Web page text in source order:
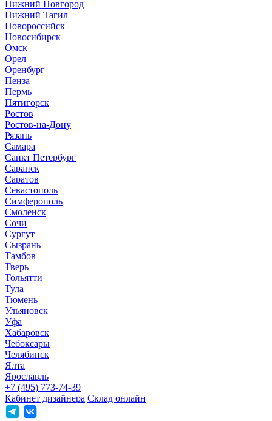
Нижний Новгород
Нижний Тагил
Новороссийск
Новосибирск
Омск
Орел
Оренбург
Пенза
Пермь
Пятигорск
Ростов
Ростов-на-Дону
Рязань
Самара
Санкт Петербург
Саранск
Саратов
Севастополь
Симферополь
Смоленск
Сочи
Сургут
Сызрань
Тамбов
Тверь
Тольятти
Тула
Тюмень
Ульяновск
Уфа
Хабаровск
Чебоксары
Челябинск
Ялта
Ярославль
+7 (495) 773-74-39
Кабинет дизайнера Склад онлайн